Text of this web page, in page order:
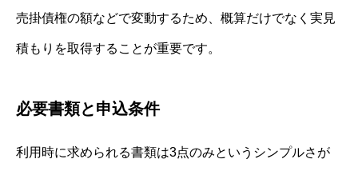
売掛債権の額などで変動するため、概算だけでなく実見
積もりを取得することが重要です。
必要書類と申込条件
利用時に求められる書類は3点のみというシンプルさが